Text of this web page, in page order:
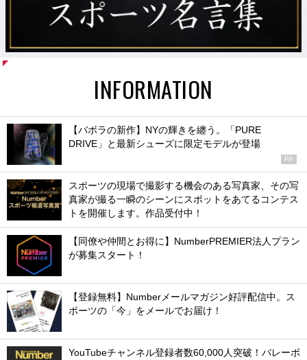
INFORMATION
【バボラの新作】NYの輝きを纏う。「PURE
DRIVE」と最新シューズに限定モデルが登場
PR
スポーツの現場で撮影する機会のある写真家、その写
真家が撮る一瞬のシーンにスポットをあてるコンテス
トを開催します。作品受付中！
【同僚や仲間とお得に】NumberPREMIER法人プラン
が募集スタート！
【登録無料】Numberメールマガジン好評配信中。ス
ポーツの「今」をメールでお届け！
YouTubeチャンネル登録者数60,000人突破！バレーボ